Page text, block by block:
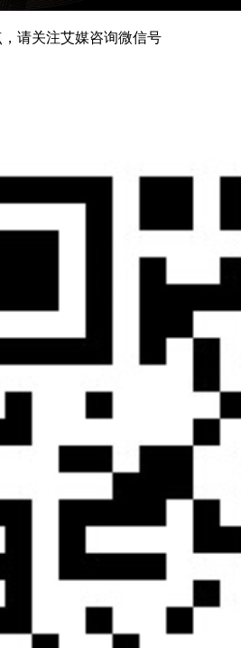
请关注艾媒咨询微信号